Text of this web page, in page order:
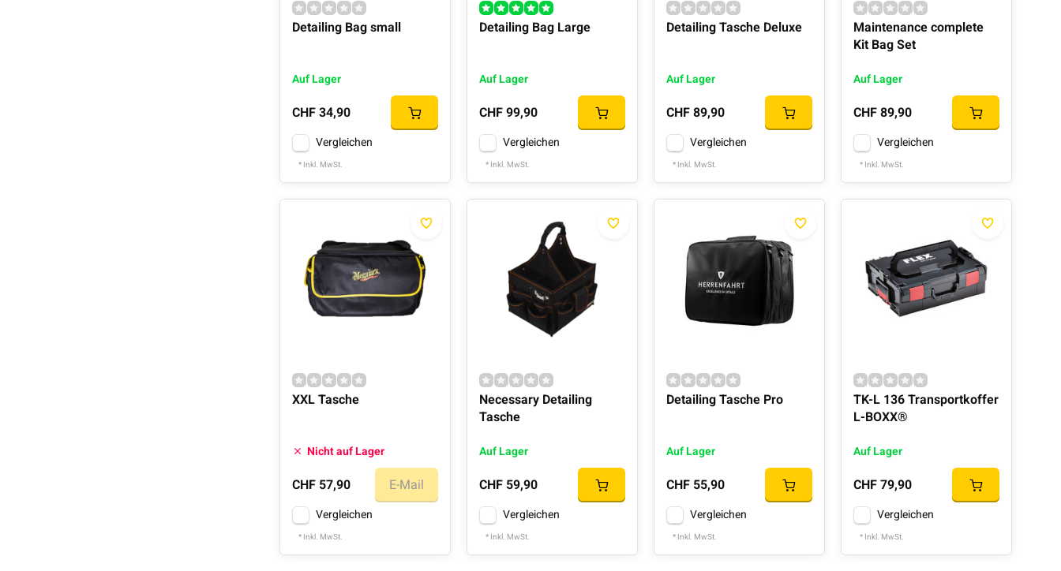
Detailing Bag small
Auf Lager
CHF 34,90
Vergleichen
* Inkl. MwSt.
Detailing Bag Large
Auf Lager
CHF 99,90
Vergleichen
* Inkl. MwSt.
Detailing Tasche Deluxe
Auf Lager
CHF 89,90
Vergleichen
* Inkl. MwSt.
Maintenance complete
Kit Bag Set
Auf Lager
CHF 89,90
Vergleichen
* Inkl. MwSt.
XXL Tasche
Nicht auf Lager
CHF 57,90 E-Mail
Vergleichen
* Inkl. MwSt.
Necessary Detailing
Tasche
Auf Lager
CHF 59,90
Vergleichen
* Inkl. MwSt.
Detailing Tasche Pro
Auf Lager
CHF 55,90
Vergleichen
* Inkl. MwSt.
TK-L 136 Transportkoffer
L-BOXX®
Auf Lager
CHF 79,90
Vergleichen
* Inkl. MwSt.